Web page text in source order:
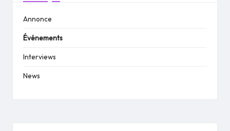
Annonce
Événements
Interviews
News